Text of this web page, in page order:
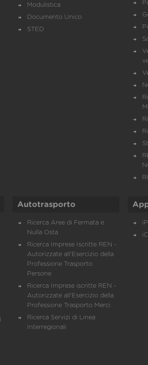
Modulistica
Documento Unico
STED
Autotrasporto
Ricerca Aree di Fermata e
Nulla Osta
Ricerca Imprese Iscritte REN -
Autorizzate all'Esercizio della
Professione Trasporto
Persone
Ricerca Imprese iscritte REN -
Autorizzate all'Esercizio della
Professione Trasporto Merci
Ricerca Servizi di Linea
Interregionali